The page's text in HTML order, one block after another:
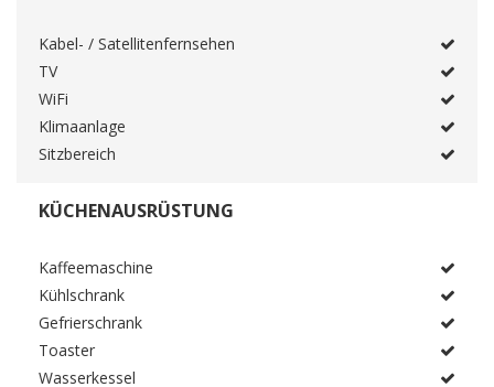
Kabel- / Satellitenfernsehen
TV
WiFi
Klimaanlage
Sitzbereich
KÜCHENAUSRÜSTUNG
Kaffeemaschine
Kühlschrank
Gefrierschrank
Toaster
Wasserkessel